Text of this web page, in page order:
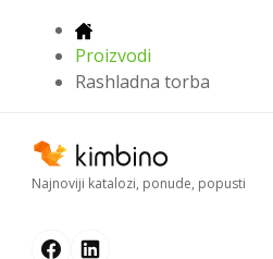
Proizvodi
Rashladna torba
Najnoviji katalozi, ponude, popusti